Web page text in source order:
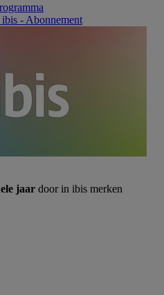
- Abonnement
jaar door in ibis merken